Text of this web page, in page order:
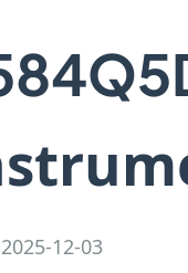
2025-12-03